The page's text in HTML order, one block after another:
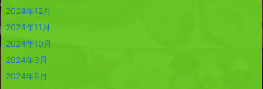
2024年12月
2024年11月
2024年10月
2024年9月
2024年8月